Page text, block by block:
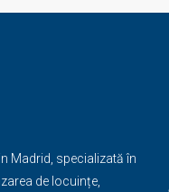
Madrid, specializată în
de locuințe,